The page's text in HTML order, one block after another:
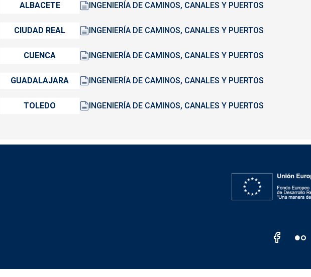
ALBACETE INGENIERÍA DE CAMINOS, CANALES Y PUERTOS
CIUDAD REAL INGENIERÍA DE CAMINOS, CANALES Y PUERTOS
CUENCA INGENIERÍA DE CAMINOS, CANALES Y PUERTOS
GUADALAJARA INGENIERÍA DE CAMINOS, CANALES Y PUERTOS
TOLEDO INGENIERÍA DE CAMINOS, CANALES Y PUERTOS